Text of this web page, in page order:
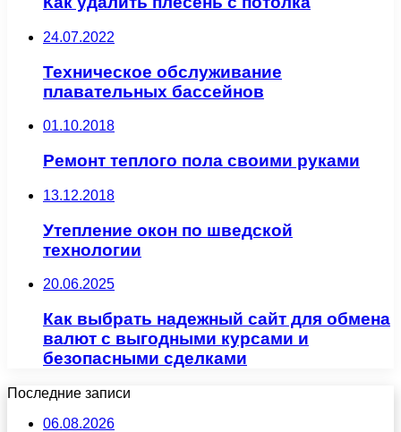
24.07.2022
Техническое обслуживание
плавательных бассейнов
01.10.2018
Ремонт теплого пола своими руками
13.12.2018
Утепление окон по шведской
технологии
20.06.2025
Как выбрать надежный сайт для обмена
валют с выгодными курсами и
безопасными сделками
Последние записи
06.08.2026